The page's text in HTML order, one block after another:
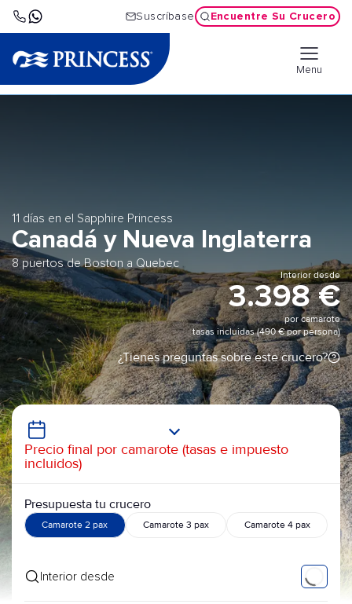
Suscríbase Encuentre Su Crucero
Menu
11 días en el Sapphire Princess
Canadá y Nueva Inglaterra
8 puertos de Boston a Quebec
Interior desde
3.398 €
por camarote
tasas incluidas (490 € por persona)
¿Tienes preguntas sobre este crucero?
Precio final por camarote (tasas e impuesto
incluidos)
Presupuesta tu crucero
Camarote 2 pax Camarote 3 pax Camarote 4 pax
Interior desde